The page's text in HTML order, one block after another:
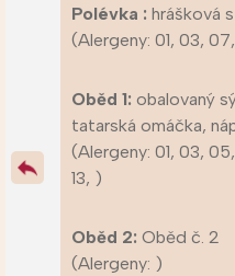
Polévka : hrášková
(Alergeny: 01, 03,
Oběd 1: obalovaný
tatarská omáčka,
(Alergeny: 01, 03,
13, )
Oběd 2: Oběd č. 2
(Alergeny: )